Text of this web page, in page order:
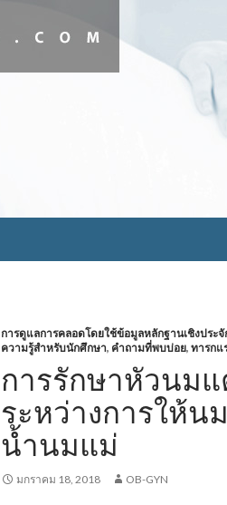
การดูแลการคลอดโดยใช้ข้อมูลหลักฐานเชิงประ
ความรู้สำหรับนักศึกษา, คำถามที่พบบ่อย, ทารกแ
การรักษาหัวนมแ
ระหว่างการให้น
น้ำนมแม่
มกราคม 18, 2018 OB-GYN